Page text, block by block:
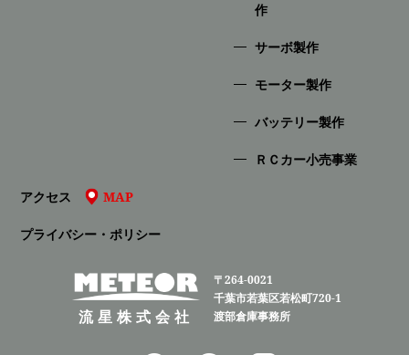
作
サーボ製作
モーター製作
バッテリー製作
ＲＣカー小売事業
アクセス MAP
プライバシー・ポリシー
流星株式会社
〒264-0021
千葉市若葉区若松町720-1
渡部倉庫事務所